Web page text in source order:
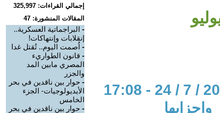
إجمالي القراءات: 325,997
المقالات المنشورة: 47
- البراجماتية العسكرية..
إنقلابات وإنتهاكات!
- اُصمت اليوم.. تُقتل غدا
- قانون الطواريء
المصري مابين المد
والجزر
- حوار بين ناقدين في بحر
الأيديولوجيات- الجزء
الخامس
- حوار بين ناقدين في بحر